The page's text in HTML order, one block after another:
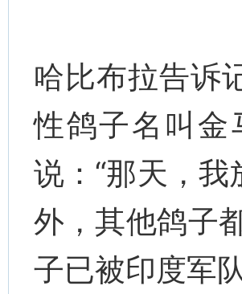
哈比布拉告诉
性鸽子名叫金
说：“那天，
外，其他鸽子
子已被印度军